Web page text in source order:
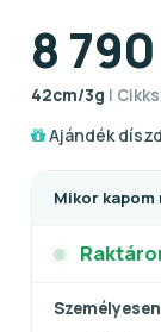
8
42cm/3g |
Ajándék
Mikor kapom
Személyesen